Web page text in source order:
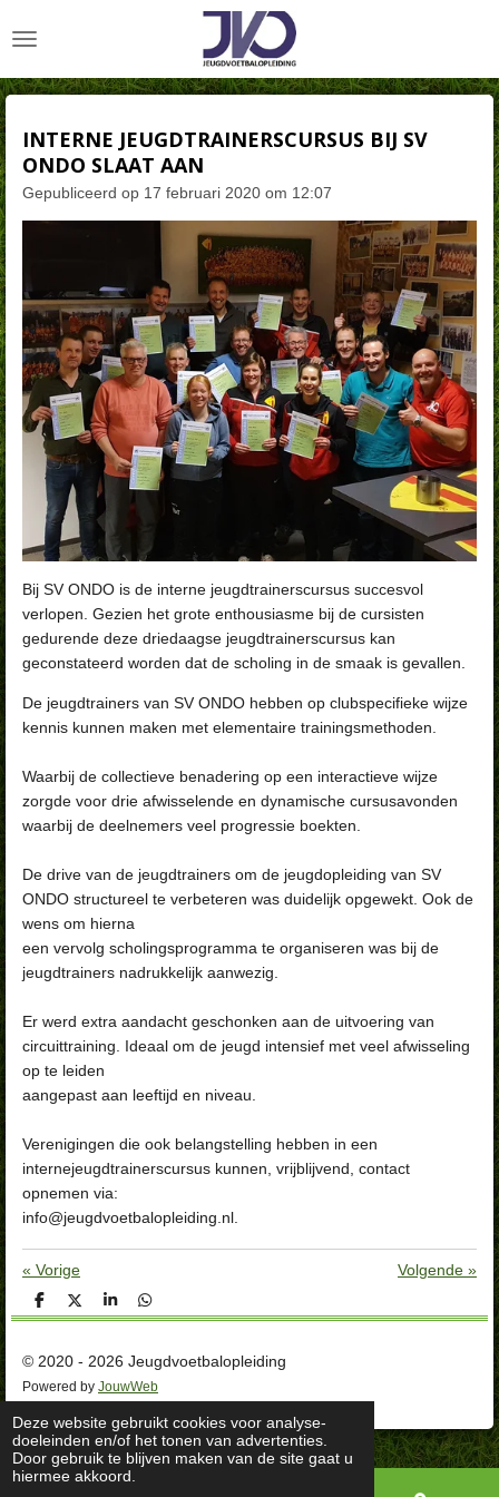
Deze website gebruikt cookies voor analyse-
doeleinden en/of het tonen van advertenties.
Door gebruik te blijven maken van de site gaat u
hiermee akkoord.
direct
de
INTERNE JEUGDTRAINERSCURSUS BIJ SV
ONDO SLAAT AAN
Gepubliceerd op 17 februari 2020 om 12:07
Bij SV ONDO is de interne jeugdtrainerscursus succesvol
verlopen. Gezien het grote enthousiasme bij de cursisten
gedurende deze driedaagse jeugdtrainerscursus kan
geconstateerd worden dat de scholing in de smaak is gevallen.
De jeugdtrainers van SV ONDO hebben op clubspecifieke wijze
kennis kunnen maken met elementaire trainingsmethoden.
Waarbij de collectieve benadering op een interactieve wijze
zorgde voor drie afwisselende en dynamische cursusavonden
waarbij de deelnemers veel progressie boekten.
De drive van de jeugdtrainers om de jeugdopleiding van SV
ONDO structureel te verbeteren was duidelijk opgewekt. Ook de
wens om hierna
een vervolg scholingsprogramma te organiseren was bij de
jeugdtrainers nadrukkelijk aanwezig.
Er werd extra aandacht geschonken aan de uitvoering van
circuittraining. Ideaal om de jeugd intensief met veel afwisseling
op te leiden
aangepast aan leeftijd en niveau.
Verenigingen die ook belangstelling hebben in een
internejeugdtrainerscursus kunnen, vrijblijvend, contact
opnemen via:
info@jeugdvoetbalopleiding.nl.
« Vorige Volgende »
D
e
e
n
D
e
S
h
r
e
D
e
n
© 2020 - 2026 Jeugdvoetbalopleiding
Powered by JouwWeb